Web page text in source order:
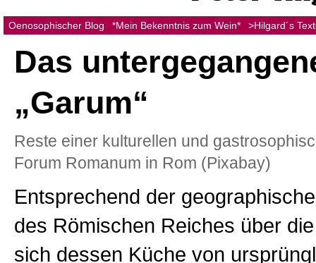
Oenosophischer Blog *Mein Bekenntnis zum Wein* >Hilgard´s
Das
„Garum“
Reste einer kulturellen und
Forum Romanum in Rom (Pixabay)
Entsprechend der
des Römischen Reiches über
sich dessen Küche von